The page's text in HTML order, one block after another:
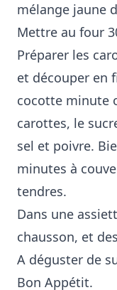
mélange jaune
Mettre au four
Préparer les
et découper en
cocotte minute
carottes, le
sel et poivre.
minutes à
tendres.
Dans une
chausson, et
A déguster de
Bon Appétit.